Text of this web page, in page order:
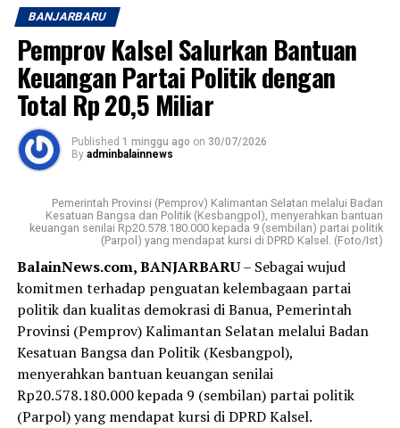
BANJARBARU
Pemprov Kalsel Salurkan Bantuan
Keuangan Partai Politik dengan
Total Rp 20,5 Miliar
Published 1 minggu ago on 30/07/2026
By adminbalainnews
Pemerintah Provinsi (Pemprov) Kalimantan Selatan melalui Badan
Kesatuan Bangsa dan Politik (Kesbangpol), menyerahkan bantuan
keuangan senilai Rp20.578.180.000 kepada 9 (sembilan) partai politik
(Parpol) yang mendapat kursi di DPRD Kalsel. (Foto/Ist)
BalainNews.com, BANJARBARU– Sebagai wujud
komitmen terhadap penguatan kelembagaan partai
politik dan kualitas demokrasi di Banua, Pemerintah
Provinsi (Pemprov) Kalimantan Selatan melalui Badan
Kesatuan Bangsa dan Politik (Kesbangpol),
menyerahkan bantuan keuangan senilai
Rp20.578.180.000 kepada 9 (sembilan) partai politik
(Parpol) yang mendapat kursi di DPRD Kalsel.